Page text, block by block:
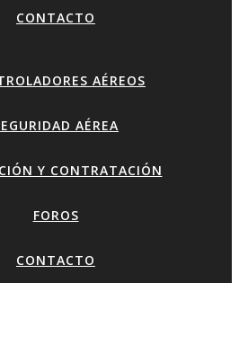
CONTACTO
AÉREOS
AÉREA
Y CONTRATACIÓN
FOROS
CONTACTO